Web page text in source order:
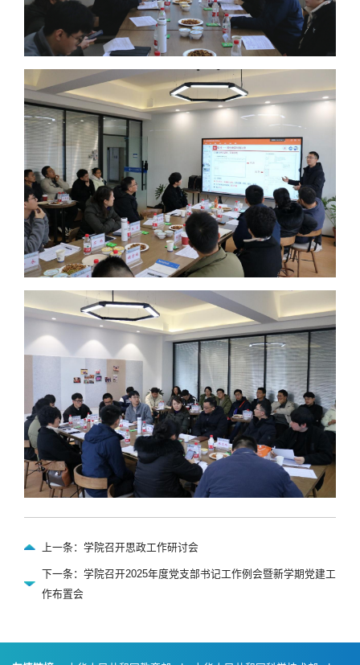
上一条：学院召开思政工作研讨会
下一条：学院召开2025年度党支部书记工作例会暨新学期党建工
作布置会